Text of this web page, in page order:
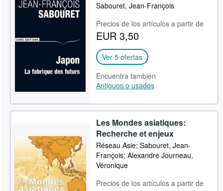
Comenzar a vender
CERRAR
Sabouret, Jean-François
Precios de los artículos a partir de
EUR 3,50
Ver 5 ofertas
Encuentra también
Antiguos o usados
Les Mondes asiatiques:
Recherche et enjeux
Réseau Asie; Sabouret, Jean-
François; Alexandre Journeau,
Véronique
Precios de los artículos a partir de